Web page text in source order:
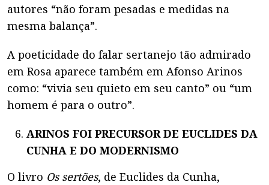
autores “não foram pesadas e medidas na
mesma balança”.
A poeticidade do falar sertanejo tão admirado
em Rosa aparece também em Afonso Arinos
como: “vivia seu quieto em seu canto” ou “um
homem é para o outro”.
ARINOS FOI PRECURSOR DE EUCLIDES DA
CUNHA E DO MODERNISMO
O livro Os sertões, de Euclides da Cunha,